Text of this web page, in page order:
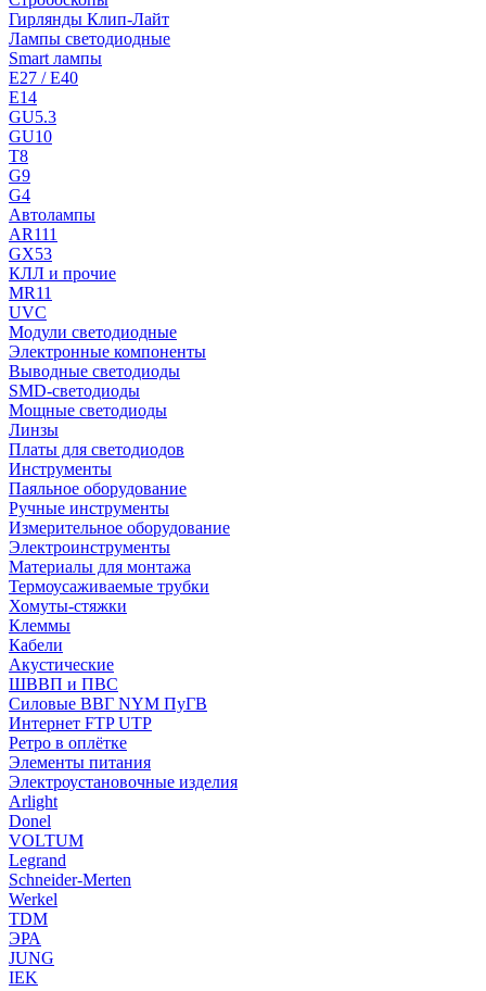
Гирлянды Клип-Лайт
Лампы светодиодные
Smart лампы
E27 / E40
E14
GU5.3
GU10
T8
G9
G4
Автолампы
AR111
GX53
КЛЛ и прочие
MR11
UVC
Модули светодиодные
Электронные компоненты
Выводные светодиоды
SMD-светодиоды
Мощные светодиоды
Линзы
Платы для светодиодов
Инструменты
Паяльное оборудование
Ручные инструменты
Измерительное оборудование
Электроинструменты
Материалы для монтажа
Термоусаживаемые трубки
Хомуты-стяжки
Клеммы
Кабели
Акустические
ШВВП и ПВС
Силовые ВВГ NYM ПуГВ
Интернет FTP UTP
Ретро в оплётке
Элементы питания
Электроустановочные изделия
Arlight
Donel
VOLTUM
Legrand
Schneider-Merten
Werkel
TDM
ЭРА
JUNG
IEK